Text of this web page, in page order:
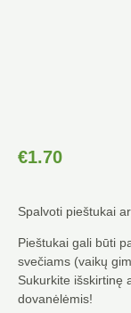
€1.70
Spalvoti pieštukai
Pieštukai gali būti
svečiams (vaikų
Sukurkite išskirtinę
dovanėlėmis!